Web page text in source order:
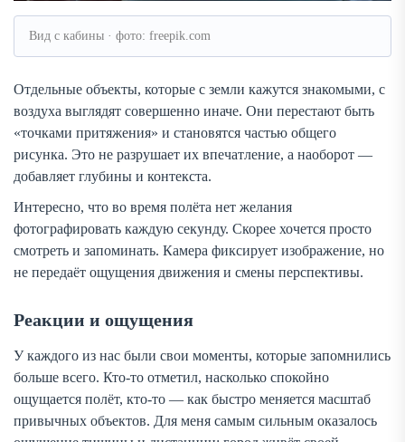
Вид с кабины · фото: freepik.com
Отдельные объекты, которые с земли кажутся знакомыми, с
воздуха выглядят совершенно иначе. Они перестают быть
«точками притяжения» и становятся частью общего
рисунка. Это не разрушает их впечатление, а наоборот —
добавляет глубины и контекста.
Интересно, что во время полёта нет желания
фотографировать каждую секунду. Скорее хочется просто
смотреть и запоминать. Камера фиксирует изображение, но
не передаёт ощущения движения и смены перспективы.
Реакции и ощущения
У каждого из нас были свои моменты, которые запомнились
больше всего. Кто-то отметил, насколько спокойно
ощущается полёт, кто-то — как быстро меняется масштаб
привычных объектов. Для меня самым сильным оказалось